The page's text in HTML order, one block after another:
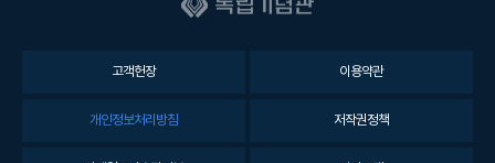
고객헌장 이용약관
개인정보처리방침 저작권정책